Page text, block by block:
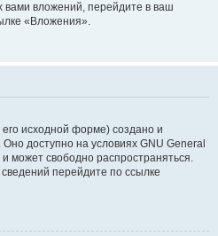
вами вложений, перейдите в ваш
«Вложения».
исходной форме) создано и
. Оно доступно на условиях GNU General
может свободно распространяться.
перейдите по ссылке